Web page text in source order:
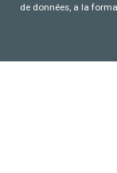
de données, a la